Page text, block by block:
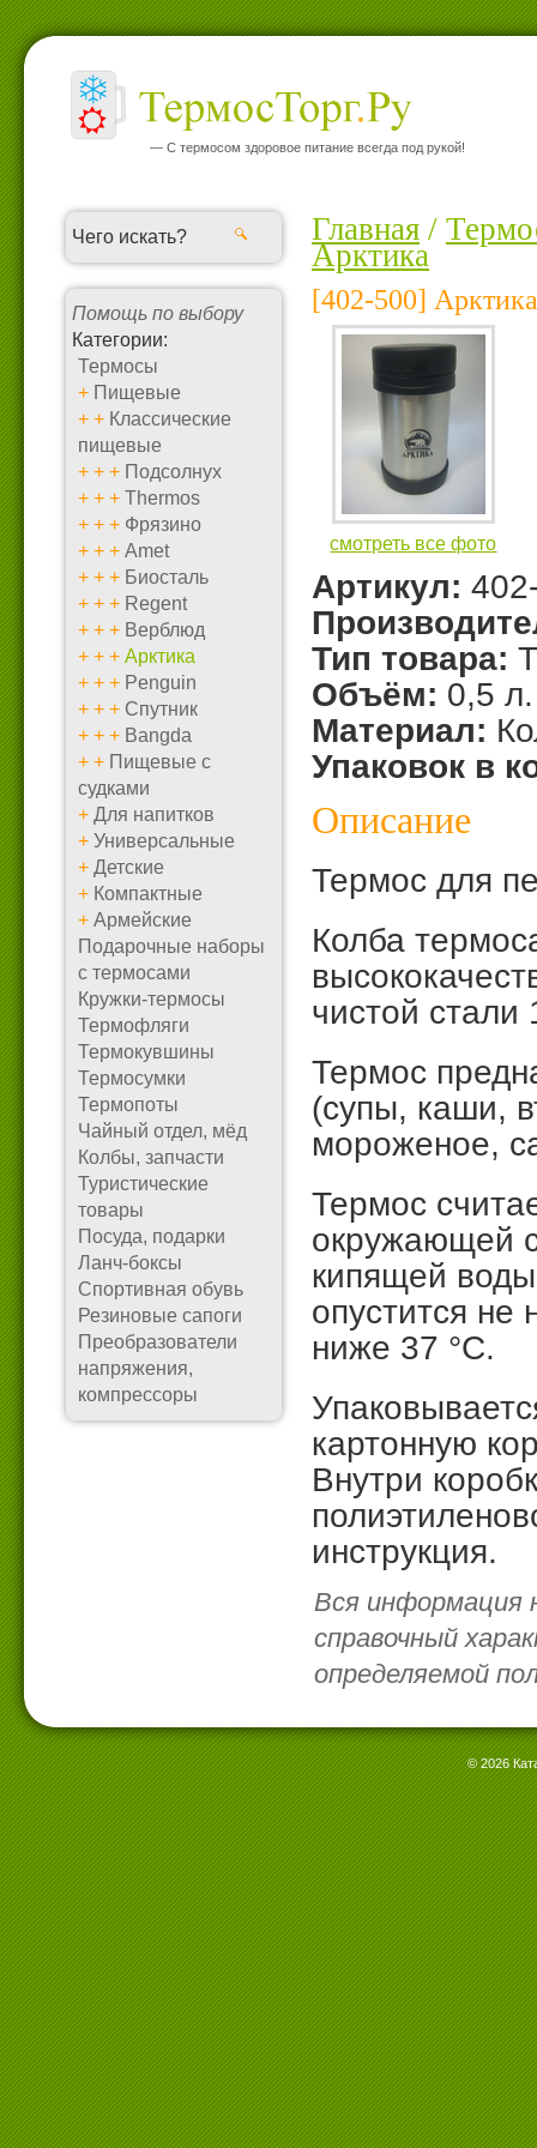
— С термосом здоровое питание всегда под рукой!
Помощь по выбору
Категории:
Термосы
+ Пищевые
+ + Классические
пищевые
+ + + Подсолнух
+ + + Thermos
+ + + Фрязино
+ + + Amet
+ + + Биосталь
+ + + Regent
+ + + Верблюд
+ + + Арктика
+ + + Penguin
+ + + Спутник
+ + + Bangda
+ + Пищевые с
судками
+ Для напитков
+ Универсальные
+ Детские
+ Компактные
+ Армейские
Подарочные наборы
с термосами
Кружки-термосы
Термофляги
Термокувшины
Термосумки
Термопоты
Чайный отдел, мёд
Колбы, запчасти
Туристические
товары
Посуда, подарки
Ланч-боксы
Спортивная обувь
Резиновые сапоги
Преобразователи
напряжения,
компрессоры
Главная /
Арктика
[402-500]
смотреть все фото
Артикул:
Тип товара:
Объём: 0,5 л.
Материал:
Упаковок в
Описание
Термос для
Колба
чистой
Термос
(супы, каши,
мороженое,
Термос
окружающей
кипящей
опустится
ниже 37 °C.
картонную
Внутри
инструкция.
Вся информация
справочный
определяемой
© 2026